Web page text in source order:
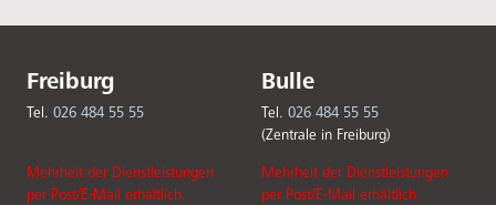
Freiburg
Tel. 026 484 55 55
Mehrheit der Dienstleistungen
per Post/E-Mail erhältlich.
Bulle
Tel. 026 484 55 55
(Zentrale in Freiburg)
Mehrheit der Dienstleistungen
per Post/E-Mail erhältlich.